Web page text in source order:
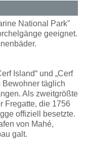
National Park"
geeignet.
Island“ und „Cerf
Bewohner täglich
Als zweitgrößte
Fregatte, die 1756
offiziell besetzte.
von Mahé,
galt.